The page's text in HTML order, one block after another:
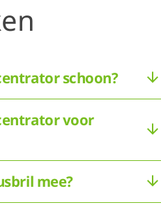
schoon?
voor
mee?